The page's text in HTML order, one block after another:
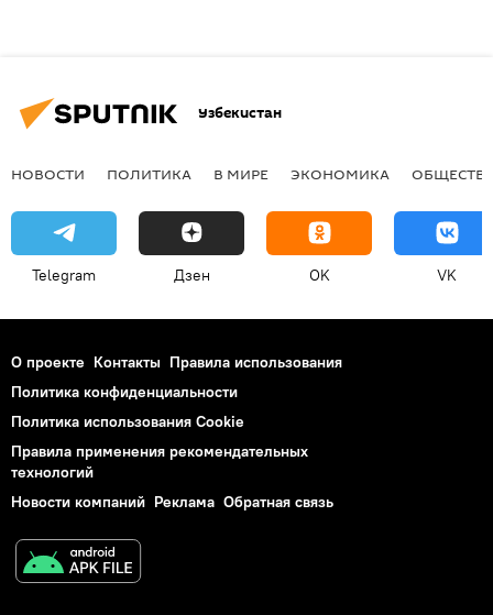
Узбекистан
НОВОСТИ ПОЛИТИКА В МИРЕ ЭКОНОМИКА
Telegram Дзен OK VK
О проекте Контакты Правила использования
Политика конфиденциальности
Политика использования Cookie
Правила применения рекомендательных
технологий
Новости компаний Реклама Обратная связь